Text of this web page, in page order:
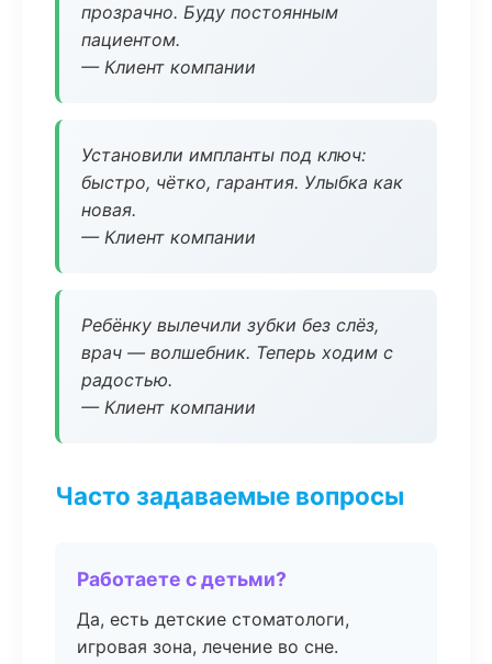
прозрачно. Буду постоянным
пациентом.
— Клиент компании
Установили импланты под ключ:
быстро, чётко, гарантия. Улыбка как
новая.
— Клиент компании
Ребёнку вылечили зубки без слёз,
врач — волшебник. Теперь ходим с
радостью.
— Клиент компании
Часто задаваемые вопросы
Работаете с детьми?
Да, есть детские стоматологи,
игровая зона, лечение во сне.